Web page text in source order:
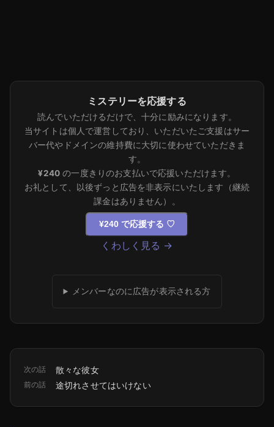
ミステリーを応援する
読んでいただけるだけで、十分に励みになります。
当サイトは個人で運営しており、いただいたご支援はサー
バー代やドメインの維持費に大切に使わせていただきま
す。
¥240 の一度きりのお支払いで応援いただけます。
お礼として、以後ずっと広告を非表示にいたします（継続
課金はありません）。
¥240 で応援する ♡
くわしく見る →
メンバーなのに広告が表示される方
次の話 散々な彼女
前の話 途切れさせてはいけない